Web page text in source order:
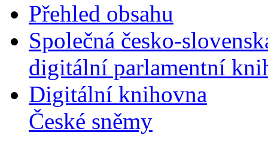
Přehled obsahu
Společná česko-
digitální parlamentní
Digitální knihovna
České sněmy